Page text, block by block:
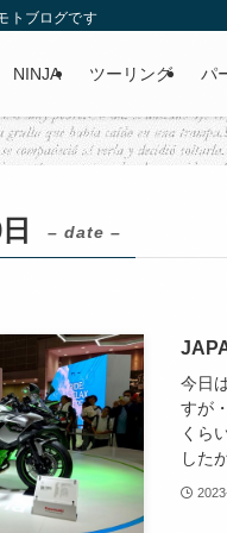
トブログです
NINJA ツーリング パ
– date –
今日
すが
くら
した